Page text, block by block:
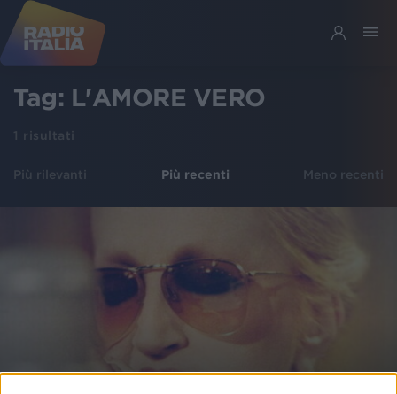
Tag: L'AMORE VERO
1 risultati
Più rilevanti Più recenti Meno recenti